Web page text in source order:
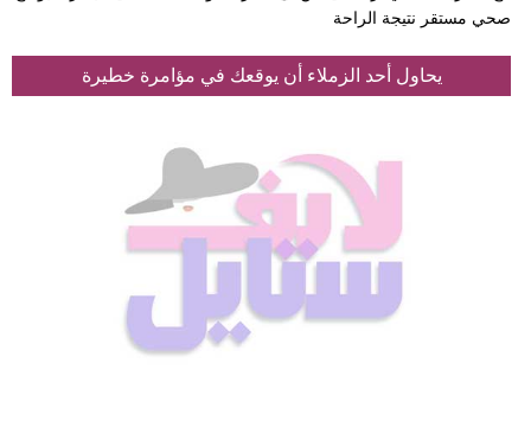
صحي مستقر نتيجة الراحة
يحاول أحد الزملاء أن يوقعك في مؤامرة خطيرة